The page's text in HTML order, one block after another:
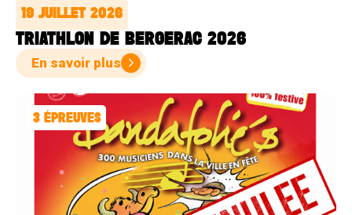
19 JUILLET 2026
TRIATHLON DE BERGERAC 2026
En savoir plus
3 ÉPREUVES